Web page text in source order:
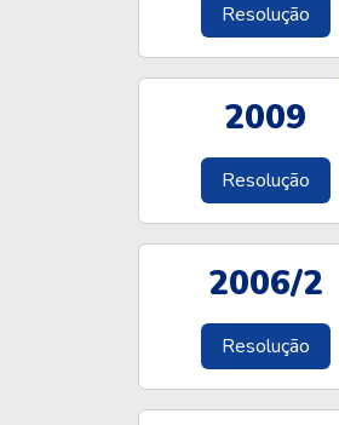
Resolução
2009
Resolução
2006/2
Resolução